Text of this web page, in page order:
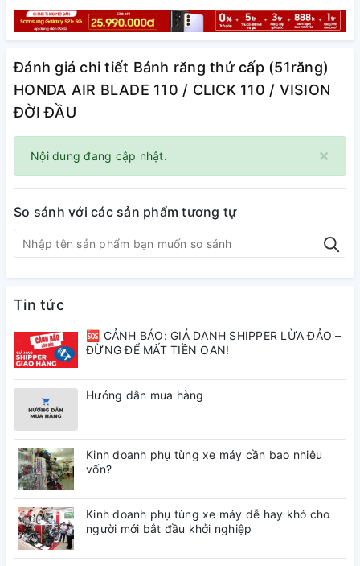
Đánh giá chi tiết Bánh răng thứ cấp (51răng)
HONDA AIR BLADE 110 / CLICK 110 / VISION
ĐỜI ĐẦU
×
Nội dung đang cập nhật.
So sánh với các sản phẩm tương tự
Tin tức
🆘 CẢNH BÁO: GIẢ DANH SHIPPER LỪA ĐẢO –
ĐỪNG ĐỂ MẤT TIỀN OAN!
Hướng dẫn mua hàng
Kinh doanh phụ tùng xe máy cần bao nhiêu
vốn?
Kinh doanh phụ tùng xe máy dễ hay khó cho
người mới bắt đầu khởi nghiệp